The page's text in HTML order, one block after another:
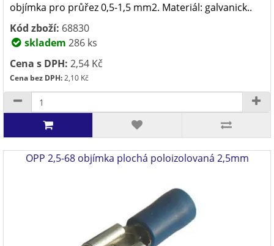
objímka pro průřez 0,5-1,5 mm2. Materiál: galvanick..
Kód zboží: 68830
skladem 286 ks
Cena s DPH: 2,54 Kč
Cena bez DPH:2,10 Kč
OPP 2,5-68 objímka plochá poloizolovaná 2,5mm